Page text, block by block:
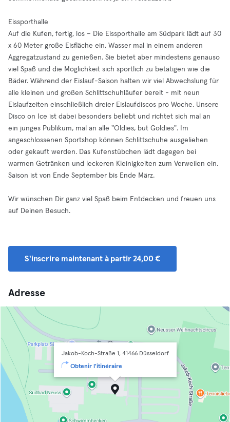
Eissporthalle
Auf die Kufen, fertig, los – Die Eissporthalle am Südpark lädt auf 30
x 60 Meter große Eisfläche ein, Wasser mal in einem anderen
Aggregatzustand zu genießen. Sie bietet aber mindestens genauso
viel Spaß und die Möglichkeit sich sportlich zu betätigen wie die
Bäder. Während der Eislauf-Saison halten wir viel Abwechslung für
alle kleinen und großen Schlittschuhläufer bereit - mit neun
Eislaufzeiten einschließlich dreier Eislaufdiscos pro Woche. Unsere
Disco on Ice ist dabei besonders beliebt und richtet sich mal an
ein junges Publikum, mal an alle "Oldies, but Goldies". Im
angeschlossenen Sportshop können Schlittschuhe ausgeliehen
oder gekauft werden. Das Kufenstübchen lädt dagegen bei
warmen Getränken und leckeren Kleinigkeiten zum Verweilen ein.
Saison ist von Ende September bis Ende März.
Wir wünschen Dir ganz viel Spaß beim Entdecken und freuen uns
auf Deinen Besuch.
S'inscrire maintenant à partir 24,00 €
Adresse
Jakob-Koch-Straße 1, 41466 Düsseldorf
Obtenir l'itinéraire